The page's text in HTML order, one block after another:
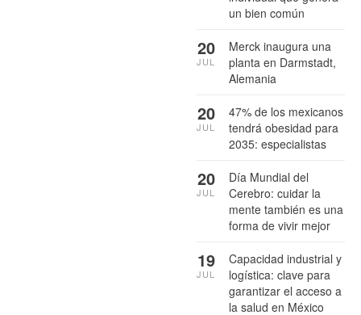
un bien común
Merck inaugura una
planta en Darmstadt,
Alemania
20
JUL
47% de los mexicanos
tendrá obesidad para
2035: especialistas
20
JUL
Día Mundial del
Cerebro: cuidar la
mente también es una
forma de vivir mejor
20
JUL
Capacidad industrial y
logística: clave para
garantizar el acceso a
la salud en México
19
JUL